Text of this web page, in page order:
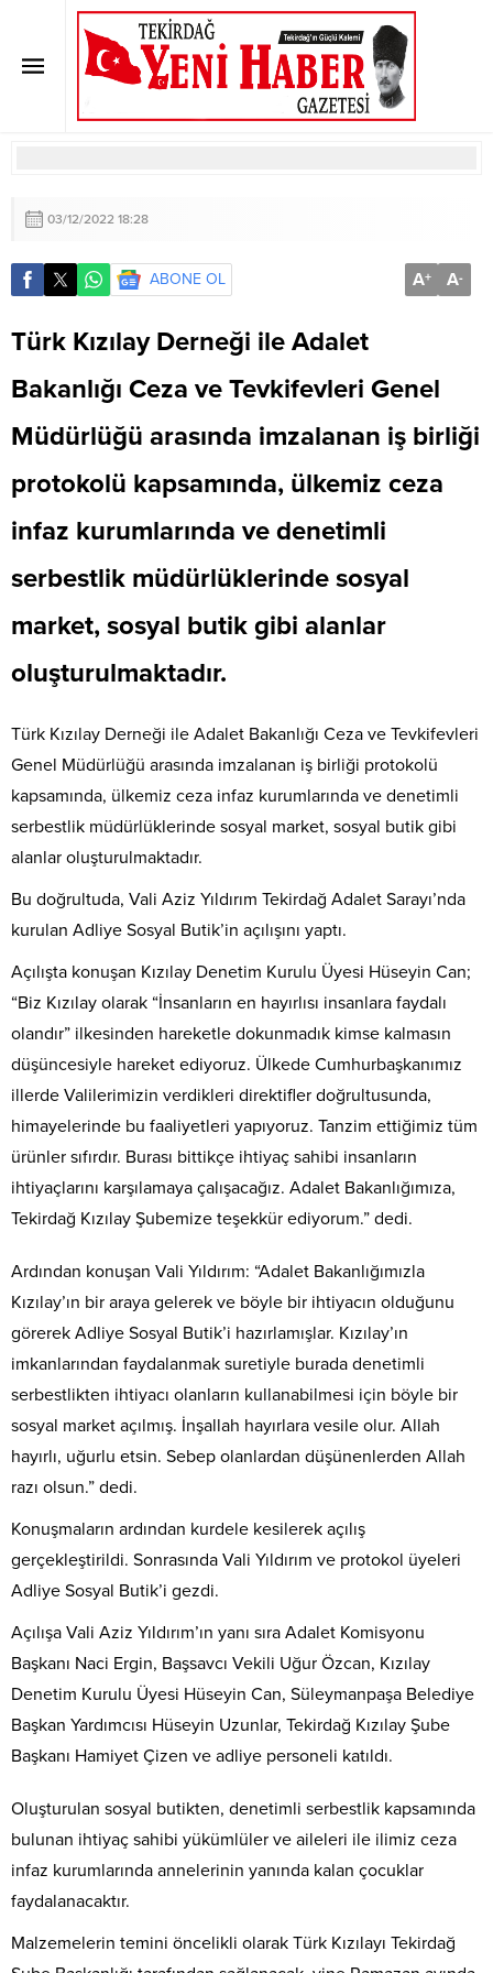
Vali Aziz Yıldırım Adliye Sosyal
Butik’in Açılışını Yaptı
SON DAKİKA
Vali Aziz Yıldırım Adliye Sosyal Butik’in Açılışını
03/12/2022 18:28
ABONE OL A+ A-
Türk Kızılay Derneği ile Adalet
Bakanlığı Ceza ve Tevkifevleri Genel
Müdürlüğü arasında imzalanan iş birliği
protokolü kapsamında, ülkemiz ceza
infaz kurumlarında ve denetimli
serbestlik müdürlüklerinde sosyal
market, sosyal butik gibi alanlar
oluşturulmaktadır.
Türk Kızılay Derneği ile Adalet Bakanlığı Ceza ve Tevkifevleri
Genel Müdürlüğü arasında imzalanan iş birliği protokolü
kapsamında, ülkemiz ceza infaz kurumlarında ve denetimli
serbestlik müdürlüklerinde sosyal market, sosyal butik gibi
alanlar oluşturulmaktadır.
Bu doğrultuda, Vali Aziz Yıldırım Tekirdağ Adalet Sarayı’nda
kurulan Adliye Sosyal Butik’in açılışını yaptı.
Açılışta konuşan Kızılay Denetim Kurulu Üyesi Hüseyin Can;
“Biz Kızılay olarak “İnsanların en hayırlısı insanlara faydalı
olandır” ilkesinden hareketle dokunmadık kimse kalmasın
düşüncesiyle hareket ediyoruz. Ülkede Cumhurbaşkanımız
illerde Valilerimizin verdikleri direktifler doğrultusunda,
himayelerinde bu faaliyetleri yapıyoruz. Tanzim ettiğimiz tüm
ürünler sıfırdır. Burası bittikçe ihtiyaç sahibi insanların
ihtiyaçlarını karşılamaya çalışacağız. Adalet Bakanlığımıza,
Tekirdağ Kızılay Şubemize teşekkür ediyorum.” dedi.
Ardından konuşan Vali Yıldırım: “Adalet Bakanlığımızla
Kızılay’ın bir araya gelerek ve böyle bir ihtiyacın olduğunu
görerek Adliye Sosyal Butik’i hazırlamışlar. Kızılay’ın
imkanlarından faydalanmak suretiyle burada denetimli
serbestlikten ihtiyacı olanların kullanabilmesi için böyle bir
sosyal market açılmış. İnşallah hayırlara vesile olur. Allah
hayırlı, uğurlu etsin. Sebep olanlardan düşünenlerden Allah
razı olsun.” dedi.
Konuşmaların ardından kurdele kesilerek açılış
gerçekleştirildi. Sonrasında Vali Yıldırım ve protokol üyeleri
Adliye Sosyal Butik’i gezdi.
Açılışa Vali Aziz Yıldırım’ın yanı sıra Adalet Komisyonu
Başkanı Naci Ergin, Başsavcı Vekili Uğur Özcan, Kızılay
Denetim Kurulu Üyesi Hüseyin Can, Süleymanpaşa Belediye
Başkan Yardımcısı Hüseyin Uzunlar, Tekirdağ Kızılay Şube
Başkanı Hamiyet Çizen ve adliye personeli katıldı.
Oluşturulan sosyal butikten, denetimli serbestlik kapsamında
bulunan ihtiyaç sahibi yükümlüler ve aileleri ile ilimiz ceza
infaz kurumlarında annelerinin yanında kalan çocuklar
faydalanacaktır.
Malzemelerin temini öncelikli olarak Türk Kızılayı Tekirdağ